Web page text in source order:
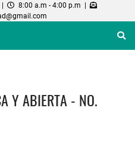
8:00 a.m - 4:00 p.m |
Y ABIERTA - NO.